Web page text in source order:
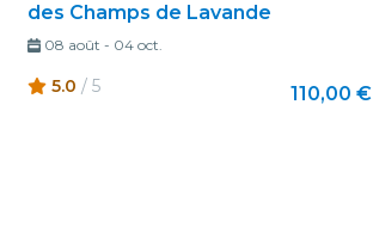
des Champs de Lavande
08 août - 04 oct.
5.0 / 5 110,00 €